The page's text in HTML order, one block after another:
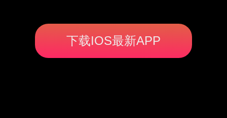
下载IOS最新APP